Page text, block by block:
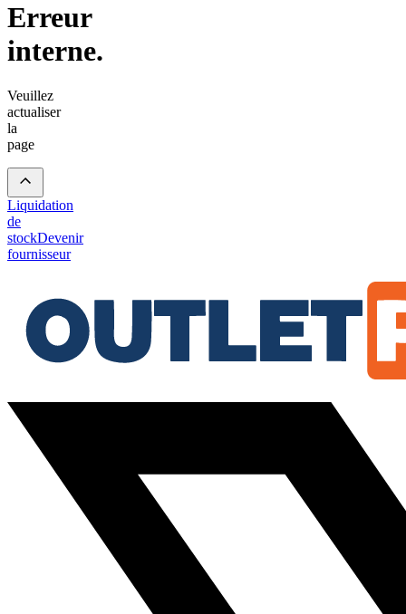
Erreur
interne.
Veuillez
actualiser
la
page
Liquidation
de
stockDevenir
fournisseur